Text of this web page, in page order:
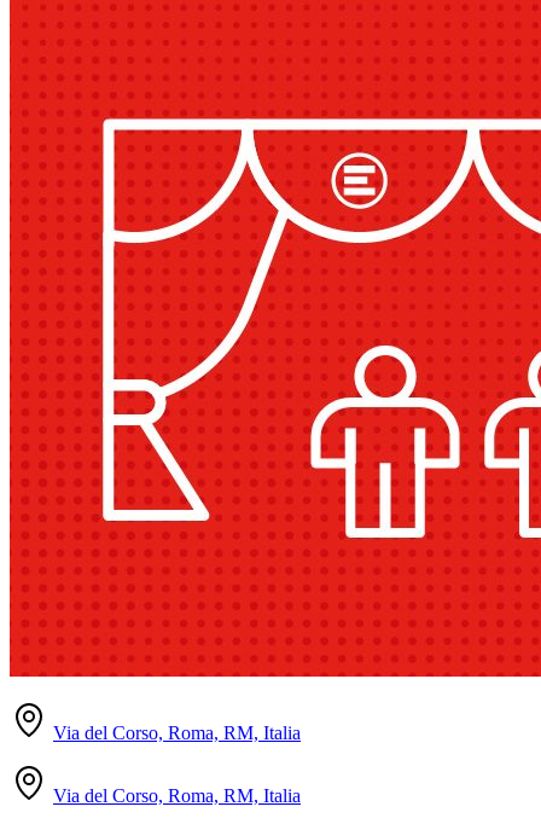
Via del Corso, Roma, RM, Italia
Via del Corso, Roma, RM, Italia